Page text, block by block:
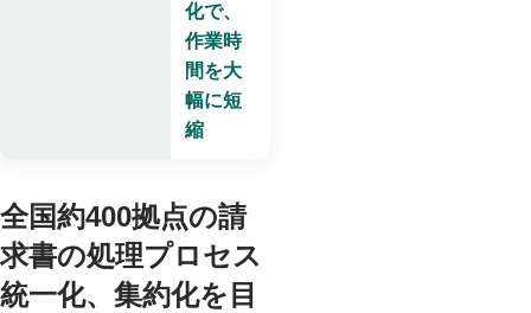
化で、
作業時
間を大
幅に短
縮
全国約400拠点の請
求書の処理プロセス
統一化、集約化を目